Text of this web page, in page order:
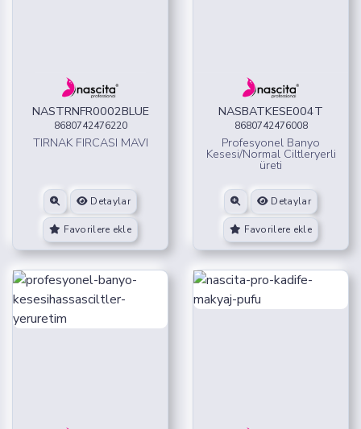
NASTRNFR0002BLUE
8680742476220
TIRNAK FIRCASI MAVI
Detaylar
Favorilere ekle
NASBATKESE004T
8680742476008
Profesyonel Banyo
Kesesi/Normal Ciltleryerli
üreti
Detaylar
Favorilere ekle